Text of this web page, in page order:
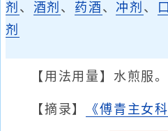
剂 、 酒剂 、 药酒 、 冲剂 、
剂
【用法用量】水煎服。
【摘录】 《傅青主女科